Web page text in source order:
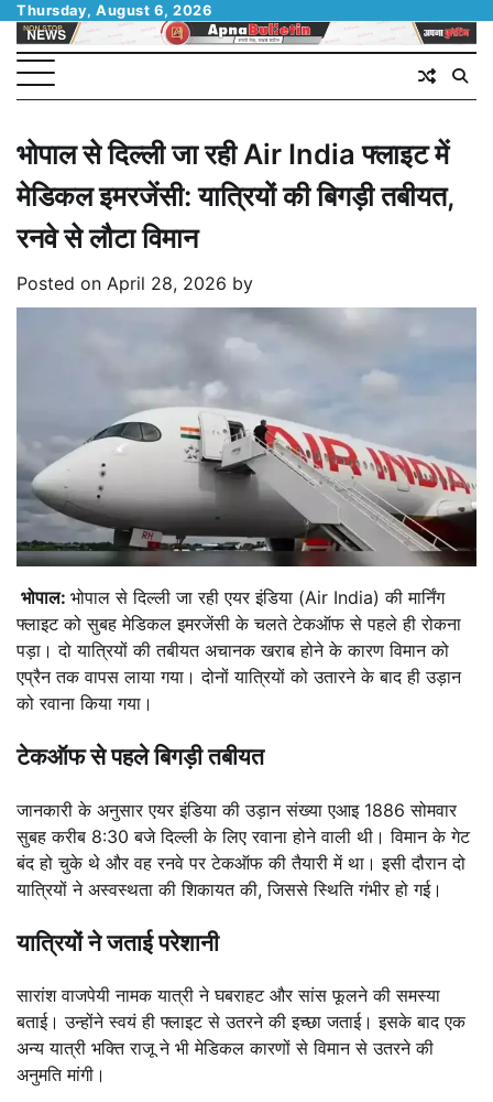
Skip
content
Thursday, August 6, 2026
भोपाल से दिल्ली जा रही Air India फ्लाइट में
मेडिकल इमरजेंसी: यात्रियों की बिगड़ी तबीयत,
रनवे से लौटा विमान
Posted on April 28, 2026 by
भोपाल: भोपाल से दिल्ली जा रही एयर इंडिया (Air India) की मार्निंग
फ्लाइट को सुबह मेडिकल इमरजेंसी के चलते टेकऑफ से पहले ही रोकना
पड़ा। दो यात्रियों की तबीयत अचानक खराब होने के कारण विमान को
एप्रैन तक वापस लाया गया। दोनों यात्रियों को उतारने के बाद ही उड़ान
को रवाना किया गया।
टेकऑफ से पहले बिगड़ी तबीयत
जानकारी के अनुसार एयर इंडिया की उड़ान संख्या एआइ 1886 सोमवार
सुबह करीब 8:30 बजे दिल्ली के लिए रवाना होने वाली थी। विमान के गेट
बंद हो चुके थे और वह रनवे पर टेकऑफ की तैयारी में था। इसी दौरान दो
यात्रियों ने अस्वस्थता की शिकायत की, जिससे स्थिति गंभीर हो गई।
यात्रियों ने जताई परेशानी
सारांश वाजपेयी नामक यात्री ने घबराहट और सांस फूलने की समस्या
बताई। उन्होंने स्वयं ही फ्लाइट से उतरने की इच्छा जताई। इसके बाद एक
अन्य यात्री भक्ति राजू ने भी मेडिकल कारणों से विमान से उतरने की
अनुमति मांगी।